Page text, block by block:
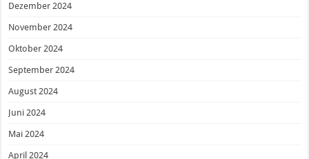
Dezember 2024
November 2024
Oktober 2024
September 2024
August 2024
Juni 2024
Mai 2024
April 2024